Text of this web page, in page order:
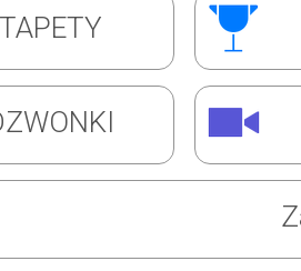
Robali
(1310)
Barman
TAPETY